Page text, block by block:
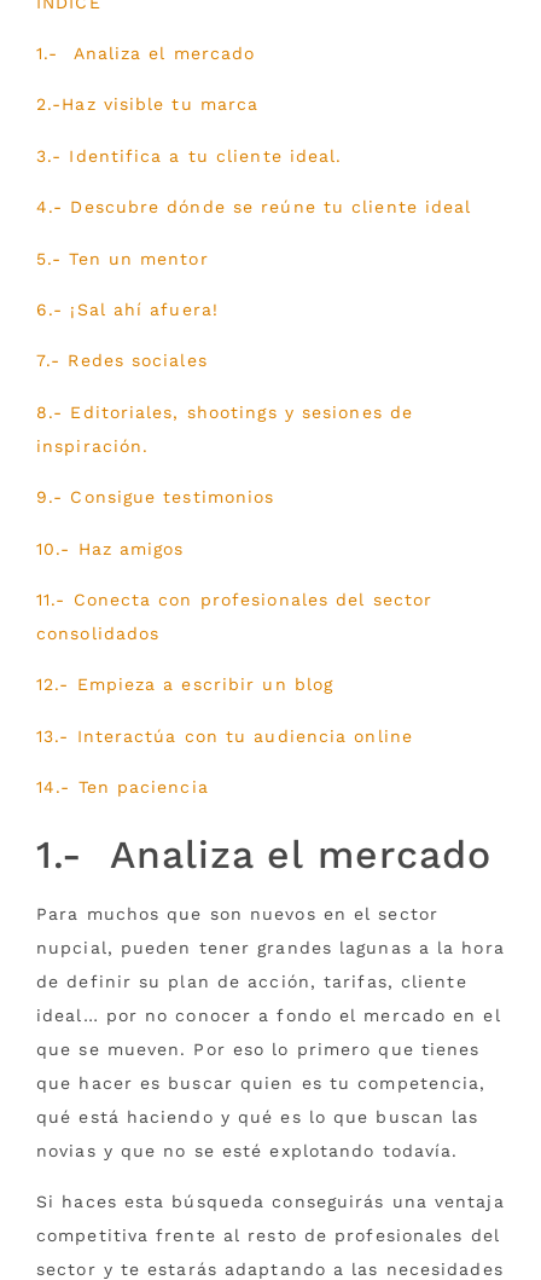
1.- Analiza el mercado
2.-Haz visible tu marca
3.- Identifica a tu cliente ideal.
4.- Descubre dónde se reúne tu cliente ideal
5.- Ten un mentor
6.- ¡Sal ahí afuera!
7.- Redes sociales
8.- Editoriales, shootings y sesiones de
inspiración.
9.- Consigue testimonios
10.- Haz amigos
11.- Conecta con profesionales del sector
consolidados
12.- Empieza a escribir un blog
13.- Interactúa con tu audiencia online
14.- Ten paciencia
1.- Analiza el mercado
Para muchos que son nuevos en el sector
nupcial, pueden tener grandes lagunas a la hora
de definir su plan de acción, tarifas, cliente
ideal… por no conocer a fondo el mercado en el
que se mueven. Por eso lo primero que tienes
que hacer es buscar quien es tu competencia,
qué está haciendo y qué es lo que buscan las
novias y que no se esté explotando todavía.
Si haces esta búsqueda conseguirás una ventaja
competitiva frente al resto de profesionales del
sector y te estarás adaptando a las necesidades